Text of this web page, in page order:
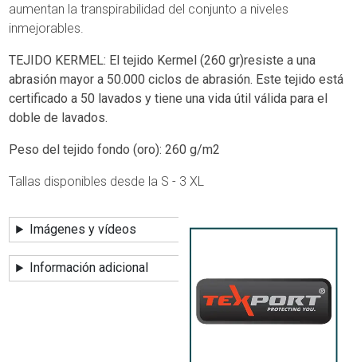
aumentan la transpirabilidad del conjunto a niveles
inmejorables.
TEJIDO KERMEL: El tejido Kermel (260 gr)resiste a una
abrasión mayor a 50.000 ciclos de abrasión. Este tejido está
certificado a 50 lavados y tiene una vida útil válida para el
doble de lavados.
Peso del tejido fondo (oro): 260 g/m2
Tallas disponibles desde la S - 3 XL
Imágenes y vídeos
Información adicional